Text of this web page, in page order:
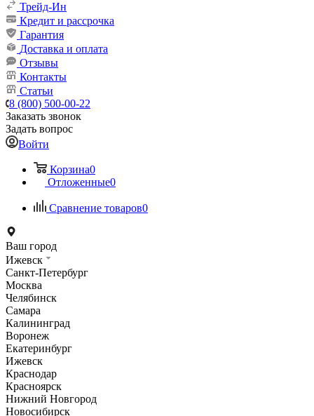
Трейд-Ин
Кредит и рассрочка
Гарантия
Доставка и оплата
Отзывы
Контакты
Статьи
8 (800) 500-00-22
Заказать звонок
Задать вопрос
Войти
Корзина0
Отложенные0
Сравнение товаров0
Ваш город
Ижевск
Санкт-Петербург
Москва
Челябинск
Самара
Калининград
Воронеж
Екатеринбург
Ижевск
Краснодар
Красноярск
Нижний Новгород
Новосибирск